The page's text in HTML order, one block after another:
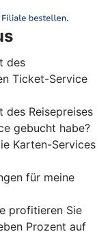
des
Ticket-Service
des Reisepreises
gebucht habe?
Karten-Services
für meine
profitieren Sie
Prozent auf